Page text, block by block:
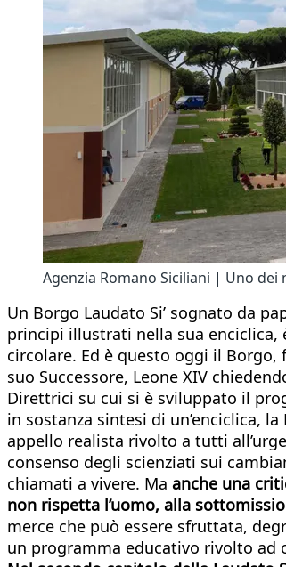
Agenzia Romano Siciliani | Uno
Un Borgo Laudato Si’ sognato da
principi illustrati nella sua
circolare. Ed è questo oggi il Borgo,
suo Successore, Leone XIV
Direttrici su cui si è sviluppato il
in sostanza sintesi di un’enciclica,
appello realista rivolto a tutti
consenso degli scienziati sui
chiamati a vivere. Ma anche una
non rispetta l’uomo, alla
merce che può essere sfruttata,
un programma educativo rivolto ad